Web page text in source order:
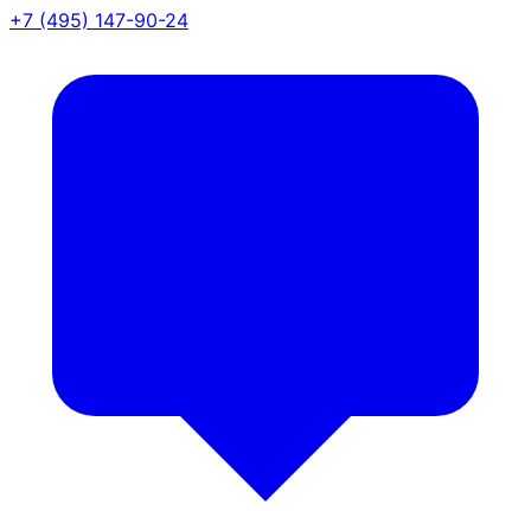
+7 (495) 147-90-24